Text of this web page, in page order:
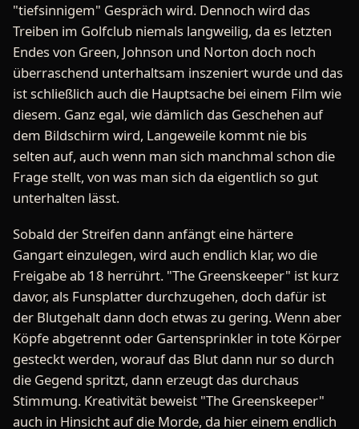
"tiefsinnigem" Gespräch wird. Dennoch wird das
Treiben im Golfclub niemals langweilig, da es letzten
Endes von Green, Johnson und Norton doch noch
überraschend unterhaltsam inszeniert wurde und das
ist schließlich auch die Hauptsache bei einem Film wie
diesem. Ganz egal, wie dämlich das Geschehen auf
dem Bildschirm wird, Langeweile kommt nie bis
selten auf, auch wenn man sich manchmal schon die
Frage stellt, von was man sich da eigentlich so gut
unterhalten lässt.
Sobald der Streifen dann anfängt eine härtere
Gangart einzulegen, wird auch endlich klar, wo die
Freigabe ab 18 herrührt. "The Greenskeeper" ist kurz
davor, als Funsplatter durchzugehen, doch dafür ist
der Blutgehalt dann doch etwas zu gering. Wenn aber
Köpfe abgetrennt oder Gartensprinkler in tote Körper
gesteckt werden, worauf das Blut dann nur so durch
die Gegend spritzt, dann erzeugt das durchaus
Stimmung. Kreativität beweist "The Greenskeeper"
auch in Hinsicht auf die Morde, da hier einem endlich